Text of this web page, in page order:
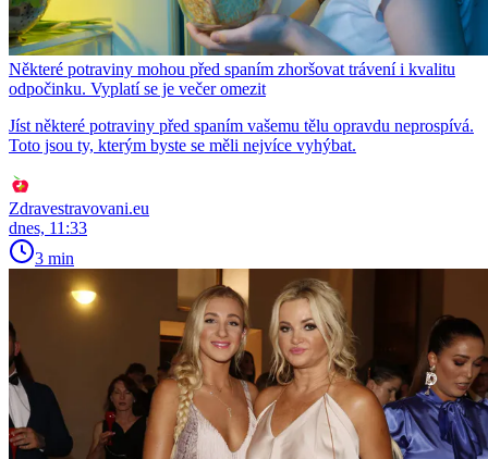
Některé potraviny mohou před spaním zhoršovat trávení i kvalitu
odpočinku. Vyplatí se je večer omezit
Jíst některé potraviny před spaním vašemu tělu opravdu neprospívá.
Toto jsou ty, kterým byste se měli nejvíce vyhýbat.
Zdravestravovani.eu
dnes, 11:33
3 min